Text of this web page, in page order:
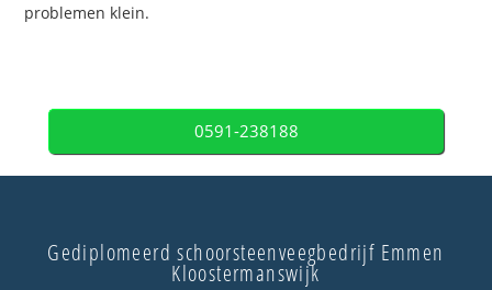
problemen klein.
0591-238188
Gediplomeerd schoorsteenveegbedrijf Emmen
Kloostermanswijk